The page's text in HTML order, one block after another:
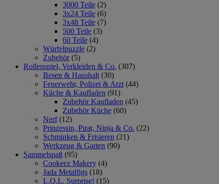
3000 Teile (2)
3x24 Teile (6)
3x48 Teile (7)
500 Teile (3)
60 Teile (4)
Würfelpuzzle (2)
Zubehör (5)
Rollenspiel, Verkleiden & Co. (307)
Besen & Haushalt (30)
Feuerwehr, Polizei & Arzt (44)
Küche & Kaufladen (91)
Zubehör Kaufladen (45)
Zubehör Küche (60)
Nerf (12)
Prinzessin, Pirat, Ninja & Co. (22)
Schminken & Frisieren (21)
Werkzeug & Garten (90)
Sammelspaß (95)
Cookeez Makery (4)
Jada Metalfigs (18)
L.O.L. Surprise! (15)